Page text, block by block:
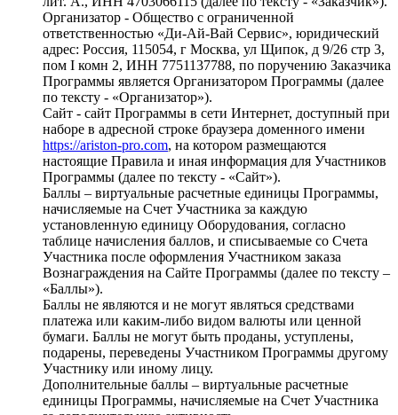
Организатор - Общество с ограниченной
ответственностью «Ди-Ай-Вай Сервис», юридический
адрес: Россия, 115054, г Москва, ул Щипок, д 9/26 стр 3,
пом I комн 2, ИНН 7751137788, по поручению Заказчика
Программы является Организатором Программы (далее
по тексту - «Организатор»).
Сайт - сайт Программы в сети Интернет, доступный при
наборе в адресной строке браузера доменного имени
https://ariston-pro.com, на котором размещаются
настоящие Правила и иная информация для Участников
Программы (далее по тексту - «Сайт»).
Баллы – виртуальные расчетные единицы Программы,
начисляемые на Счет Участника за каждую
установленную единицу Оборудования, согласно
таблице начисления баллов, и списываемые со Счета
Участника после оформления Участником заказа
Вознаграждения на Сайте Программы (далее по тексту –
«Баллы»).
Баллы не являются и не могут являться средствами
платежа или каким-либо видом валюты или ценной
бумаги. Баллы не могут быть проданы, уступлены,
подарены, переведены Участником Программы другому
Участнику или иному лицу.
Дополнительные баллы – виртуальные расчетные
единицы Программы, начисляемые на Счет Участника